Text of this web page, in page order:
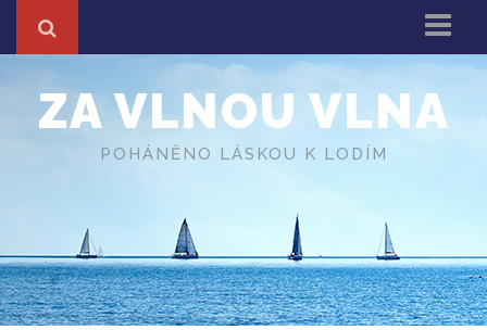
Z cest
About
ZA VLNOU VLNA
POHÁNĚNO LÁSKOU K LODÍM